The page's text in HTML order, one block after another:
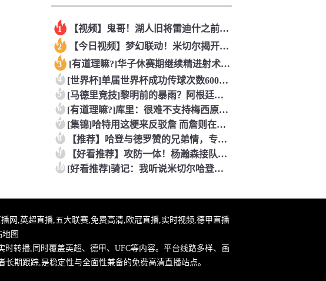
1 【视频】鬼哥！湖人旧将雷迪什之前在立陶宛联赛大杀四方
2 【今日视频】梦幻联动！米切尔揭开安东内利的名字贴纸！
3 [有道理嘛?]华子休赛期继续精进射术！5个点位接球三分全部命
4 [世界杯]单届世界杯成功传球次数600+球员：罗德里本届75
5 [马德里竞技]黎明前的暴雨？阿根廷世界杯决赛前最后一堂训练课
6 [有道理嘛?]库里：很难不支持梅西原来库里也是梅西球迷！
7 [集锦]哈特用这梗来反驳詹 而詹则在开玩笑地强调0比3和1比
8 【推荐】哈登与德罗赞的兄弟情，专属硬汉的温情
9 【好看推荐】攻防一体！杨瀚森接队友传球双手大力灌篮&防守端再
10 [好看推荐]骑记：我听说米切尔哈登和詹姆斯保持联系 但招募不
网,英超直播,五大联赛,免费高清,欧冠直播,实时视频,德甲直播
地图
转播,同时覆盖英超、德甲、UFC等内容。平台线路多样、画
期跟踪,是稳定性与全面性兼备的免费高清直播站点。